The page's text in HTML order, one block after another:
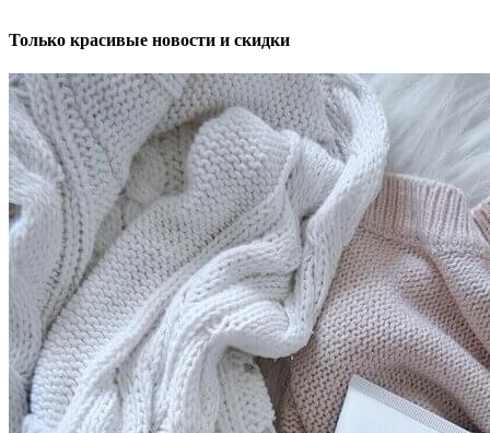
Только красивые новости и скидки